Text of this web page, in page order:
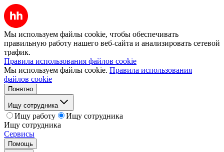
Мы используем файлы cookie, чтобы обеспечивать
правильную работу нашего веб-сайта и анализировать сетевой
трафик.
Правила использования файлов cookie
Мы используем файлы cookie. Правила использования
файлов cookie
Понятно
Ищу сотрудника
Ищу работу
Ищу сотрудника
Ищу сотрудника
Сервисы
Помощь